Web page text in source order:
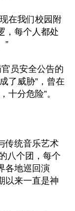
在我们校园附
每个人都处
”
员安全公告的
了威胁”，曾在
十分危险”。
传统音乐艺术
八个团，每个
各地巡回演
以来一直是神